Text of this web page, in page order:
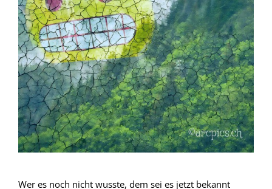
Wer es noch nicht wusste, dem sei es jetzt bekannt